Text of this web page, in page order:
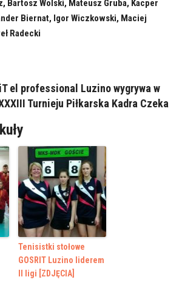
Bartosz Wolski, Mateusz Gruba, Kacper
Biernat, Igor Wiczkowski, Maciej
Radecki
el professional Luzino wygrywa w
Turnieju Piłkarska Kadra Czeka
Tenisistki stołowe
GOSRIT Luzino liderem
II ligi [ZDJĘCIA]